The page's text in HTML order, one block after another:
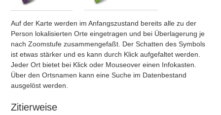
Auf der Karte werden im Anfangszustand bereits alle zu der
Person lokalisierten Orte eingetragen und bei Überlagerung je
nach Zoomstufe zusammengefaßt. Der Schatten des Symbols
ist etwas stärker und es kann durch Klick aufgefaltet werden.
Jeder Ort bietet bei Klick oder Mouseover einen Infokasten.
Über den Ortsnamen kann eine Suche im Datenbestand
ausgelöst werden.
Zitierweise